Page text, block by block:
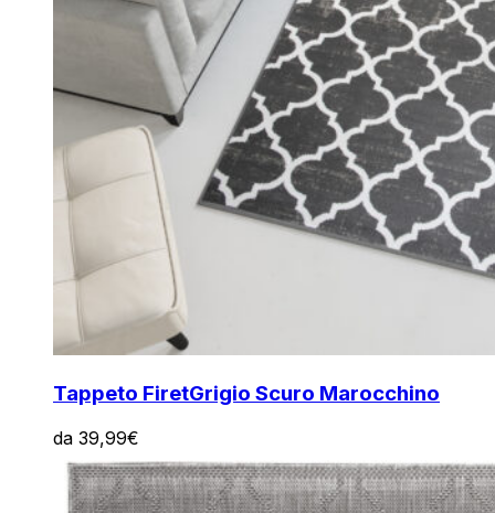
Tappeto FiretGrigio Scuro Marocchino
da 39,99€